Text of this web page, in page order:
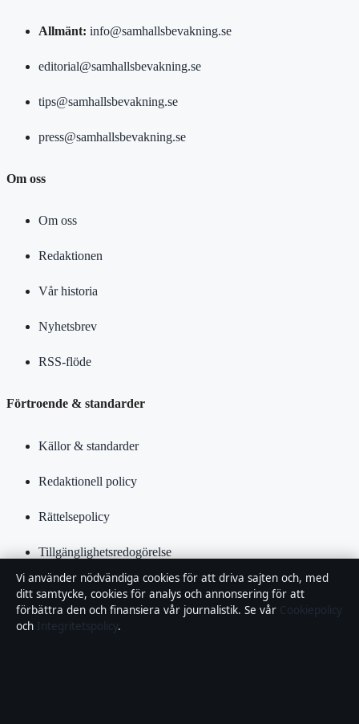
Allmänt: info@samhallsbevakning.se
editorial@samhallsbevakning.se
tips@samhallsbevakning.se
press@samhallsbevakning.se
Om oss
Om oss
Redaktionen
Vår historia
Nyhetsbrev
RSS-flöde
Förtroende & standarder
Källor & standarder
Redaktionell policy
Rättelsepolicy
Tillgänglighetsredogörelse
Kändisar & integritet
Integritetspolicy
Vi använder nödvändiga cookies för att driva sajten och, med
ditt samtycke, cookies för analys och annonsering för att
förbättra den och finansiera vår journalistik. Se vår Cookiepolicy
och Integritetspolicy.